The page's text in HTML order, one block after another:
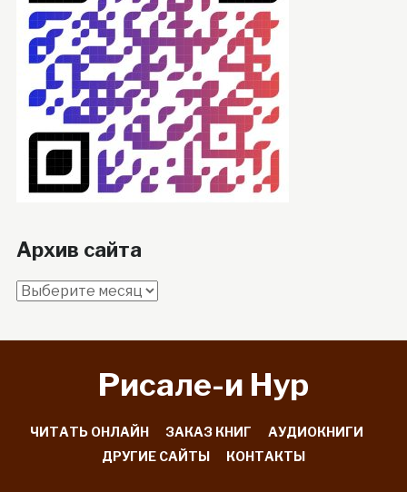
Архив сайта
Архив
Рисале-и Hyp
ЧИТАТЬ ОНЛАЙН ЗАКАЗ КНИГ
АУДИОКНИГИ
ДРУГИЕ САЙТЫ
КОНТАКТЫ